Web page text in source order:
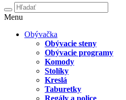
Menu
Obývačka
Obývacie steny
Obývacie programy
Komody
Stolíky
Kreslá
Taburetky
Regály a police